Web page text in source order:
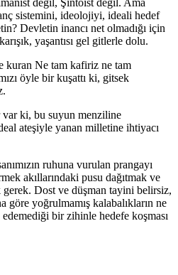
değil, Şintoist değil. Ama
sistemini, ideolojiyi, ideali hedef
Devletin inancı net olmadığı için
yaşantısı gel gitlerle dolu.
kuran Ne tam kafiriz ne tam
öyle bir kuşattı ki, gitsek
ki, bu suyun menziline
ateşiyle yanan milletine ihtiyacı
ruhuna vurulan prangayı
akıllarındaki pusu dağıtmak ve
gerek. Dost ve düşman tayini belirsiz,
göre yoğrulmamış kalabalıkların ne
bir zihinle hedefe koşması